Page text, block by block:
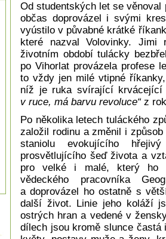
Od studentských let se
občas doprovázel i svými
vyústilo v půvabné krátké
které nazval Volovinky.
životním období tulácky
po Vihorlat provázela profese
to vždy jen milé vtipné
níž je ruka svírající
v ruce, má barvu revoluce“z
Po několika letech tuláckého
založil rodinu a změnil i
staniolu evokujícího
prosvětlujícího šeď života a
pro velké i malé, který ho
vědeckého pracovníka
a doprovázel ho ostatně s
další život. Linie jeho koláží
ostrých hran a vedené v
dílech jsou kromě slunce